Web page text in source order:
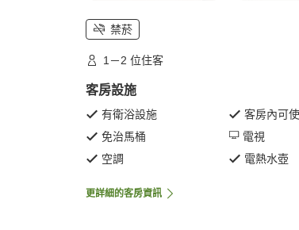
禁菸
1－2 位住客
客房設施
有衛浴設施
客房內可
免治馬桶
電視
空調
電熱水壺
更詳細的客房資訊